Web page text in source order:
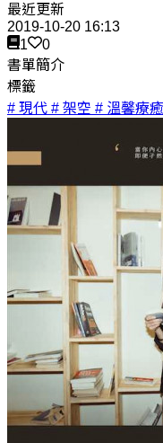
最近更新
2019-10-20 16:13
1
0
書單簡介
標籤
# 現代 # 架空 # 溫馨療癒